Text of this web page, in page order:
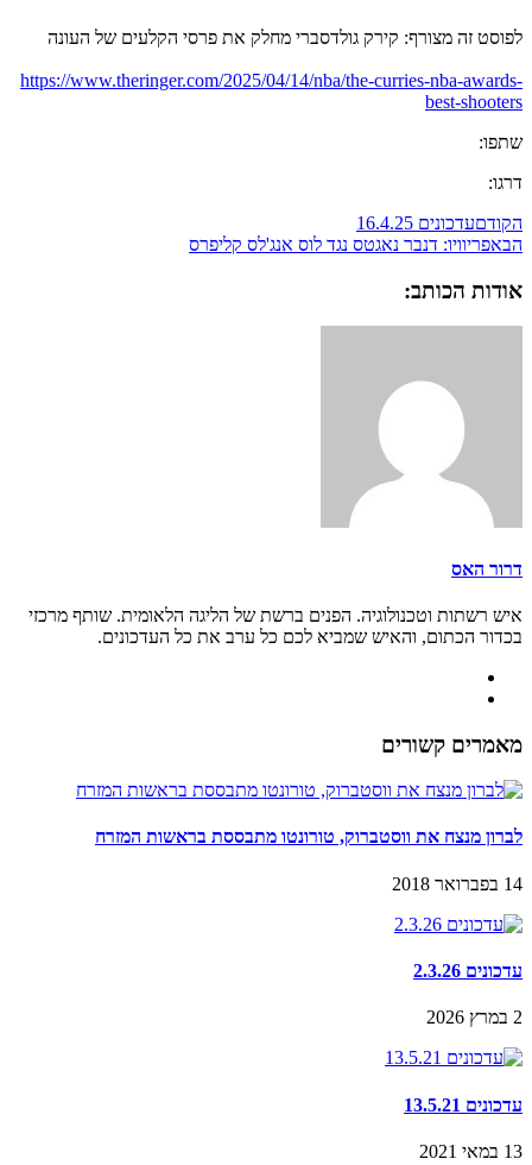
לפוסט זה מצורף: קירק גולדסברי מחלק את פרסי הקלעים של העונה
https://www.theringer.com/2025/04/14/nba/the-curries-nba-awards-
best-shooters
שתפו:
דרגו:
הקודםעדכונים 16.4.25
הבאפריוויו: דנבר נאגטס נגד לוס אנג'לס קליפרס
אודות הכותב:
דרור האס
איש רשתות וטכנולוגיה. הפנים ברשת של הליגה הלאומית. שותף מרכזי
בכדור הכתום, והאיש שמביא לכם כל ערב את כל העדכונים.
מאמרים קשורים
לברון מנצח את ווסטברוק, טורונטו מתבססת בראשות המזרח
14 בפברואר 2018
עדכונים 2.3.26
2 במרץ 2026
עדכונים 13.5.21
13 במאי 2021